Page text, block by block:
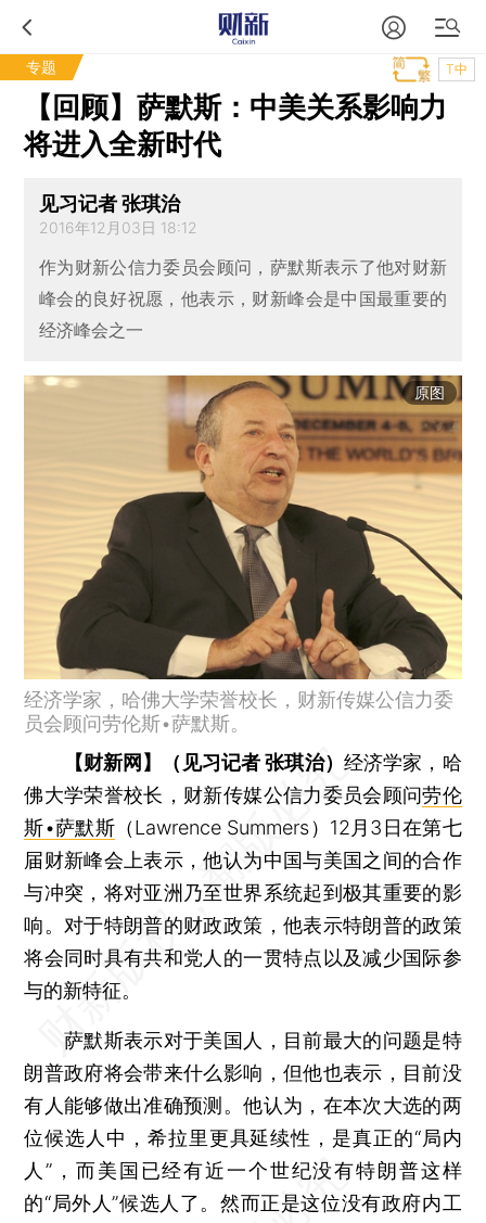
专题 T中
【回顾】萨默斯：中美关系影响力
将进入全新时代
见习记者 张琪治
2016年12月03日 18:12
作为财新公信力委员会顾问，萨默斯表示了他对财新
峰会的良好祝愿，他表示，财新峰会是中国最重要的
经济峰会之一
原图
经济学家，哈佛大学荣誉校长，财新传媒公信力委
员会顾问劳伦斯•萨默斯。
【财新网】（见习记者 张琪治） 经济学家，哈
佛大学荣誉校长，财新传媒公信力委员会顾问劳伦
斯•萨默斯（Lawrence Summers）12月3日在第七
届财新峰会上表示，他认为中国与美国之间的合作
与冲突，将对亚洲乃至世界系统起到极其重要的影
响。对于特朗普的财政政策，他表示特朗普的政策
将会同时具有共和党人的一贯特点以及减少国际参
与的新特征。
萨默斯表示对于美国人，目前最大的问题是特
朗普政府将会带来什么影响，但他也表示，目前没
有人能够做出准确预测。他认为，在本次大选的两
位候选人中，希拉里更具延续性，是真正的“局内
人”，而美国已经有近一个世纪没有特朗普这样
的“局外人”候选人了。然而正是这位没有政府内工